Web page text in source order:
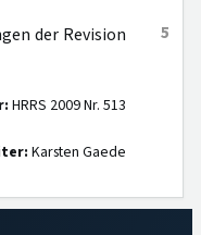
5
der Revision
HRRS 2009 Nr. 513
Karsten Gaede